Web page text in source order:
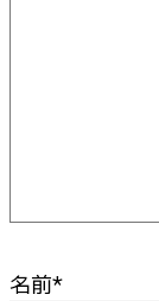
名前*